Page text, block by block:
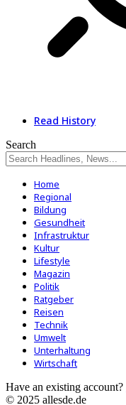
Read History
Search
Home
Regional
Bildung
Gesundheit
Infrastruktur
Kultur
Lifestyle
Magazin
Politik
Ratgeber
Reisen
Technik
Umwelt
Unterhaltung
Wirtschaft
Have an existing account?
© 2025 allesde.de